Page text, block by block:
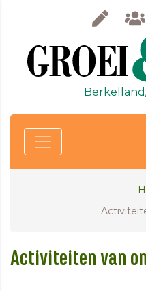
Activiteiten van